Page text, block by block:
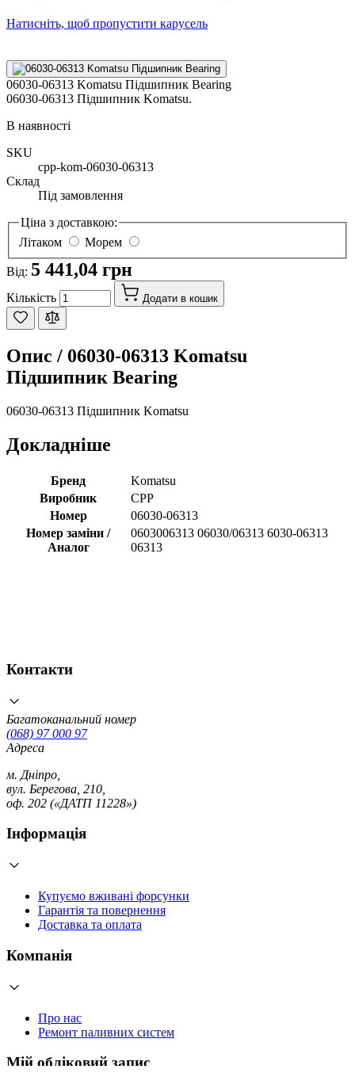
Натисніть, щоб пропустити карусель
06030-06313 Komatsu Підшипник Bearing
06030-06313 Підшипник Komatsu.
В наявності
SKU
cpp-kom-06030-06313
Склад
Під замовлення
Ціна з доставкою:
Літаком
Морем
Від: 5 441,04 грн
Кількість Додати в кошик
Опис / 06030-06313 Komatsu
Підшипник Bearing
06030-06313 Підшипник Komatsu
Докладніше
Бренд
Komatsu
Виробник
CPP
Номер
06030-06313
Номер заміни /
Аналог
0603006313 06030/06313 6030-06313
06313
Контакти
Багатоканальний номер
(068) 97 000 97
Адреса
м. Дніпро,
вул. Берегова, 210,
оф. 202 («ДАТП 11228»)
Інформація
Купуємо вживані форсунки
Гарантія та повернення
Доставка та оплата
Компанія
Про нас
Ремонт паливних систем
Мій обліковий запис